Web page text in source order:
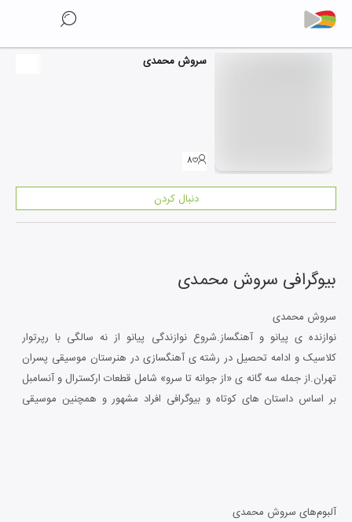
سروش محمدی
۸
دنبال کردن
بیوگرافی سروش محمدی
سروش محمدی
نوازنده ی پیانو و آهنگساز.شروع نوازندگی پیانو از نه سالگی با رپرتوار
کلاسیک و ادامه تحصیل در رشته ی آهنگسازی در هنرستان موسیقی پسران
تهران.از جمله سه گانه ی «از جوانه تا سرو» شامل قطعات ارکسترال و آنسامبل
بر اساس داستان های کوتاه و بیوگرافی افراد مشهور و همچنین موسیقی
آلبوم‌های سروش محمدی